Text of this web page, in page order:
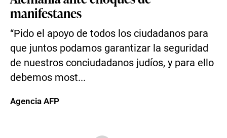
manifestanes
“Pido el apoyo de todos los ciudadanos para
que juntos podamos garantizar la seguridad
de nuestros conciudadanos judíos, y para ello
debemos most...
Agencia AFP